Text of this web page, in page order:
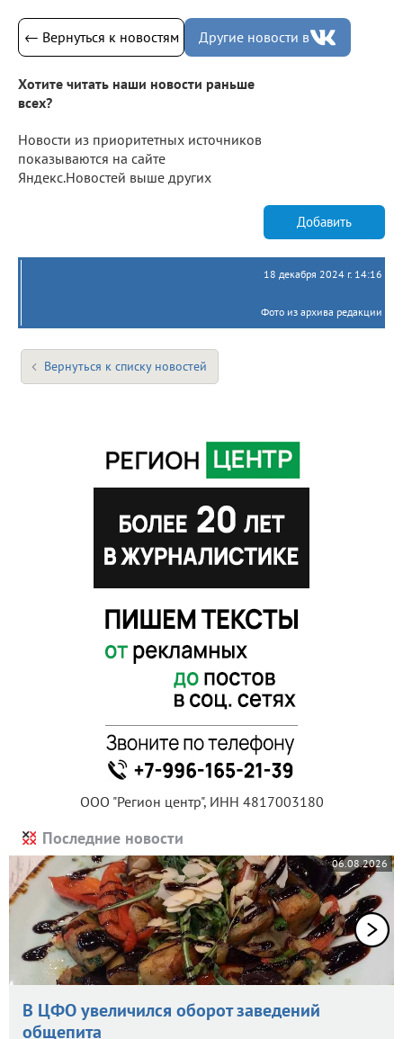
← Вернуться к новостям Другие новости в
Хотите читать наши новости раньше
всех?
Новости из приоритетных источников
показываются на сайте
Яндекс.Новостей выше других
Добавить
18 декабря 2024 г. 14:16
Фото из архива редакции
Вернуться к списку новостей
ООО "Регион центр", ИНН 4817003180
Последние новости
06.08.2026
В ЦФО увеличился оборот заведений
общепита